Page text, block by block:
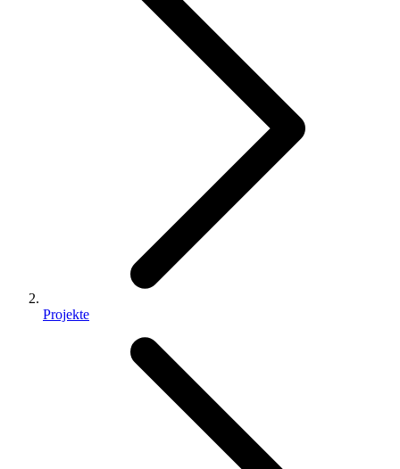
Projekte